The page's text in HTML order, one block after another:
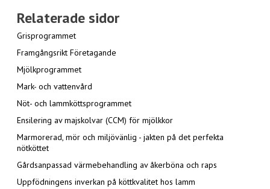
Relaterade sidor
Grisprogrammet
Framgångsrikt Företagande
Mjölkprogrammet
Mark- och vattenvård
Nöt- och lammköttsprogrammet
Ensilering av majskolvar (CCM) för mjölkkor
Marmorerad, mör och miljövänlig - jakten på det perfekta
nötköttet
Gårdsanpassad värmebehandling av åkerböna och raps
Uppfödningens inverkan på köttkvalitet hos lamm